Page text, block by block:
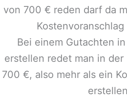
von 700 € reden darf da
Bei einem Gutachten in
erstellen redet man in der
700 €, also mehr als ein